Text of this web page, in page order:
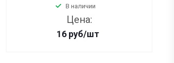
В наличии
Цена:
16 руб/шт